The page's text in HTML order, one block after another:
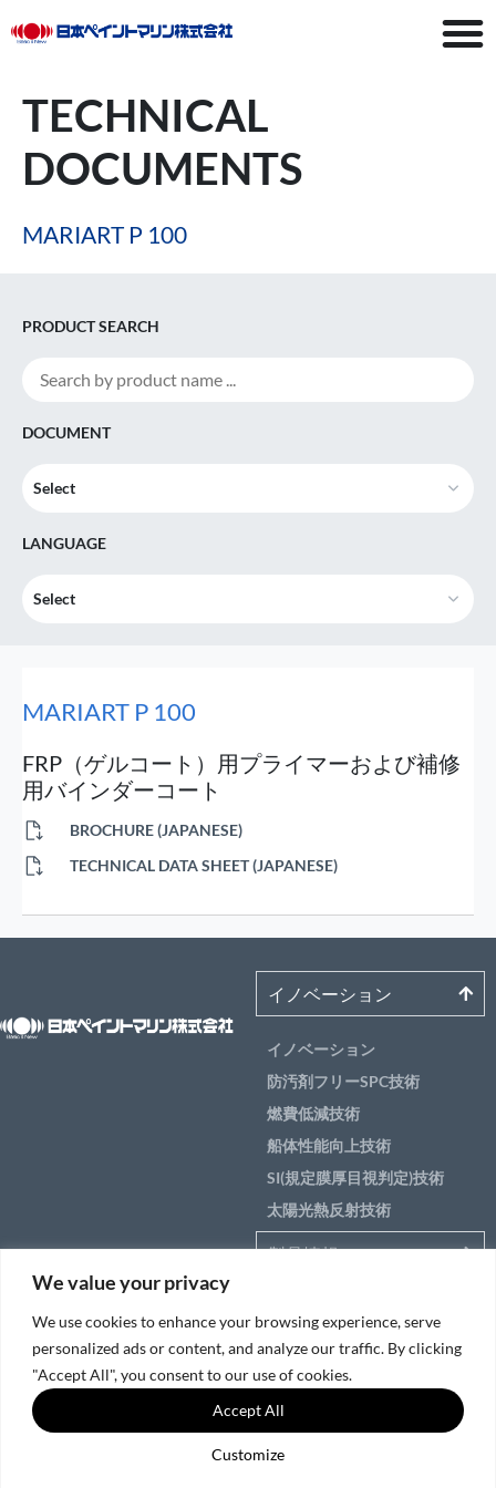
We value your privacy
We use cookies to enhance your browsing experience, serve
personalized ads or content, and analyze our traffic. By clicking
"Accept All", you consent to our use of cookies.
Customize
Accept All
TECHNICAL
DOCUMENTS
MARIART P 100
PRODUCT SEARCH
DOCUMENT
Select
LANGUAGE
Select
MARIART P 100
FRP（ゲルコート）用プライマーおよび補修
用バインダーコート
BROCHURE (JAPANESE)
TECHNICAL DATA SHEET (JAPANESE)
イノベーション
イノベーション
防汚剤フリーSPC技術
燃費低減技術
船体性能向上技術
SI(規定膜厚目視判定)技術
太陽光熱反射技術
製品情報
船のエリア別ソリュー
ション
サービス＆サポート